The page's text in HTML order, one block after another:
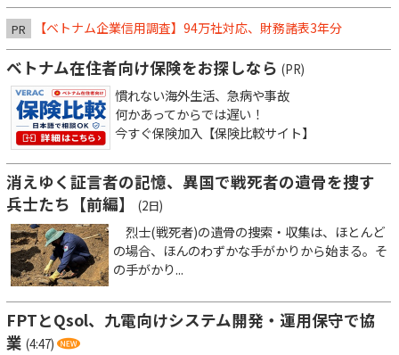
PR 【ベトナム企業信用調査】94万社対応、財務諸表3年分
ベトナム在住者向け保険をお探しなら (PR)
慣れない海外生活、急病や事故
何かあってからでは遅い！
今すぐ保険加入【保険比較サイト】
消えゆく証言者の記憶、異国で戦死者の遺骨を捜す
兵士たち【前編】
(2日)
烈士(戦死者)の遺骨の捜索・収集は、ほとんど
の場合、ほんのわずかな手がかりから始まる。そ
の手がかり...
FPTとQsol、九電向けシステム開発・運用保守で協
業 (4:47)